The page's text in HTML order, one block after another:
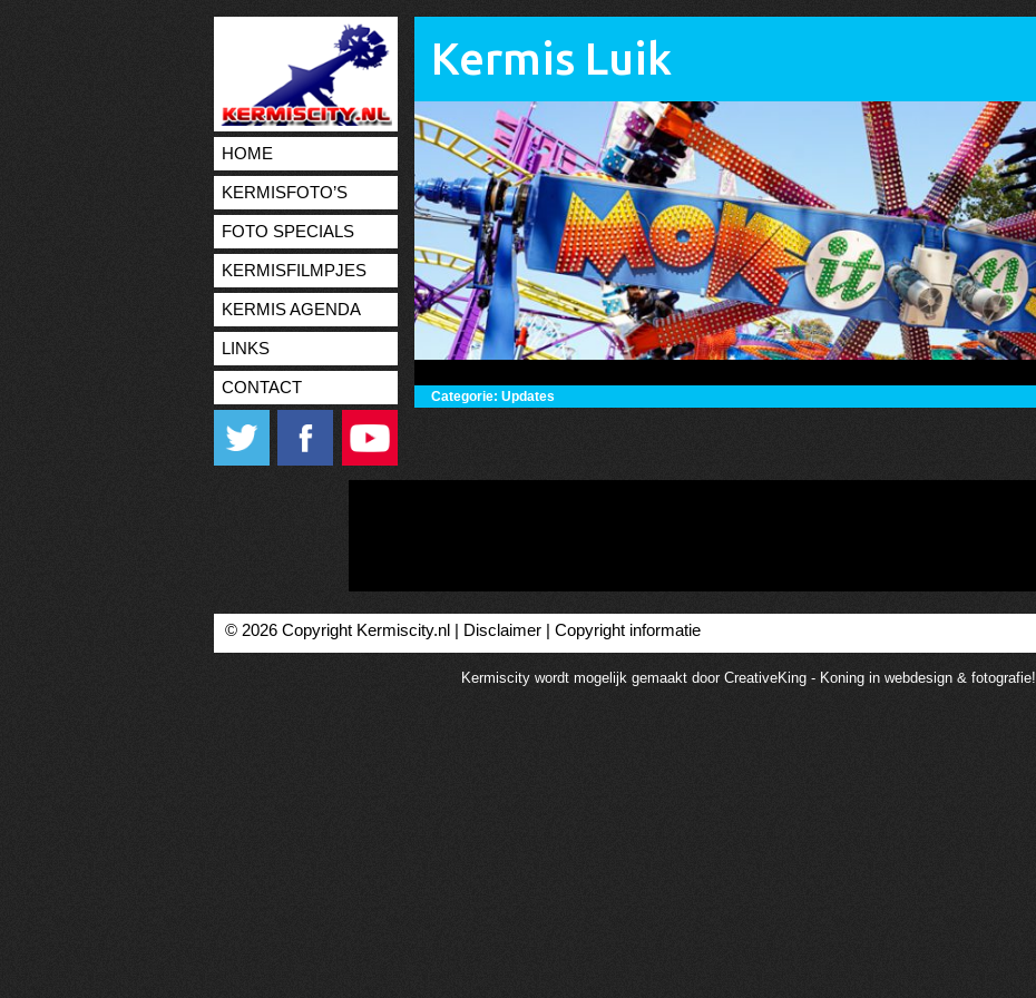
HOME
KERMISFOTO’S
FOTO SPECIALS
KERMISFILMPJES
KERMIS AGENDA
LINKS
CONTACT
Kermis Luik
Categorie: Updates
© 2026 Copyright Kermiscity.nl | Disclaimer Copyright informatie
Kermiscity wordt mogelijk gemaakt door CreativeKing - Koning in webdesign & fotografie!